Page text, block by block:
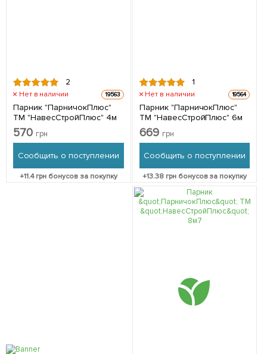
2
Нет в наличии 19563
Парник "ПарничокПлюс"
ТМ "НавесСтройПлюс" 4м
570 грн
Сообщить о поступлении
+11.4грн бонусов за покупку
1
Нет в наличии 19564
Парник "ПарничокПлюс"
ТМ "НавесСтройПлюс" 6м
669 грн
Сообщить о поступлении
+13.38грн бонусов за покупку